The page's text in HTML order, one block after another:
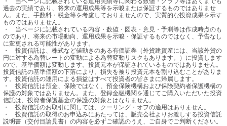
過去の実績であり、将来の運用成果等を示唆または保証するものではありませ
ん。また、手数料・税金等を考慮しておりませんので、実質的な投資成果を示す
ものではありません。
・	当ページに記載されている内容・数値・図表・意見・予測等は作成時点のも
のであり、将来の市場動向、運用成果を示唆・保証するものではなく、予告なし
に変更される可能性があります。
・	投資信託は、株式など値動きのある有価証券（外貨建資産には、当該外貨の
円に対する為替レートの変動による為替変動リスクもあります。）に投資します
ので、基準価額は変動します。投資元本が保証されているものではありません。
投資信託の基準価額の下落により、損失を被り投資元本を割り込むことがありま
す。投資信託の運用による損益はすべて投資者の皆さまに帰属します。
・	投資信託は預金、保険ではなく、預金保険機構および保険契約者保護機構の
保護の対象ではありません。また、登録金融機関を通じてご購入いただいた投資
信託は、投資者保護基金の保護の対象とはなりません。
・	投資信託のお取引に関しては、クーリング・オフの適用はありません。
・	投資信託の取得のお申込みにあたっては、販売会社よりお渡しする投資信託
説明書（交付目論見書）の内容を必ずご確認のうえ、ご自身でご判断ください。